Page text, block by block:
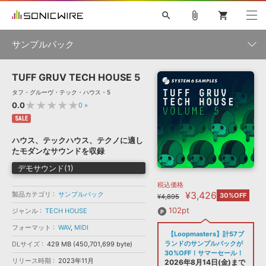
ソフト音源 »
プラグイン・エフェクト »
サンプルパック »
ソフトウェア／ツール »
DAW »
特集 »
ニュースレター »
SONICWIREブログ »
製品サポート情報 »
DTMガイド »
FAQ »
音楽カード
楽曲配信流通 サービス
search
初音ミク NT 鏡音リン・レン V4X 巡音ルカ V4X
MEIKO V3
KAITO V3
VOCALOID TOONTRACK
SPITFIRE AUDIO
VIENNA
EZ DRUMMER 3
ライセンスフリーBGM
ボーカル抜き出し
DUBSTEP
ELECTRONICA
EDM TRANCE MUTANT
ROUTER.FM
ソフト音源 プラグイン・エフェクト
ソフトウェア／ツール 効果音
attach_file shopping_cart
サンプルパック
製品一覧
メーカー
フォーマット
ランキング
TUFF GRUV TECH HOUSE 5
タフ・グルーヴ・テック・ハウス・5
0.0★★★★★0 »
SALE
ハウス、テックハウス、テクノに適し
たモダンなサウンドを収録
デモサウンド(1)
製品カテゴリ
サンプルパック
ジャンル
TECH HOUSE
フォーマット
WAV, MIDI
DLサイズ
429 MB (450,701,699 byte)
リリース時期
2023年11月
税込価格
¥4,895
¥3,426 30%OFF
102pt
【Loopmasters】計57ブ
ランドのサンプルパックが
30%OFF！サマーセール！
2026年8月14日(金)まで